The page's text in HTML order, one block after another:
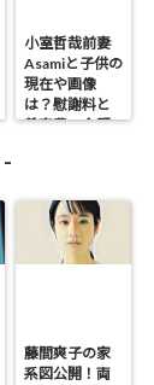
小室哲哉前妻
Asamiと子供の
現在や画像
は？慰謝料と
養育費の金額
-
藤間爽子の家
系図公開！両